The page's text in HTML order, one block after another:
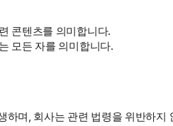
콘텐츠를 의미합니다.
모든 자를 의미합니다.
며, 회사는 관련 법령을 위반하지